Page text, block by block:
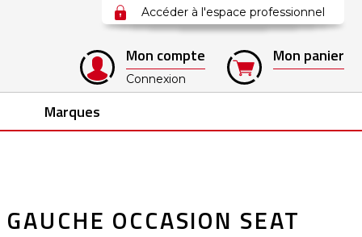
Accéder à l'espace professionnel
Mon compte
Connexion
Mon panier
Marques
OCCASION SEAT